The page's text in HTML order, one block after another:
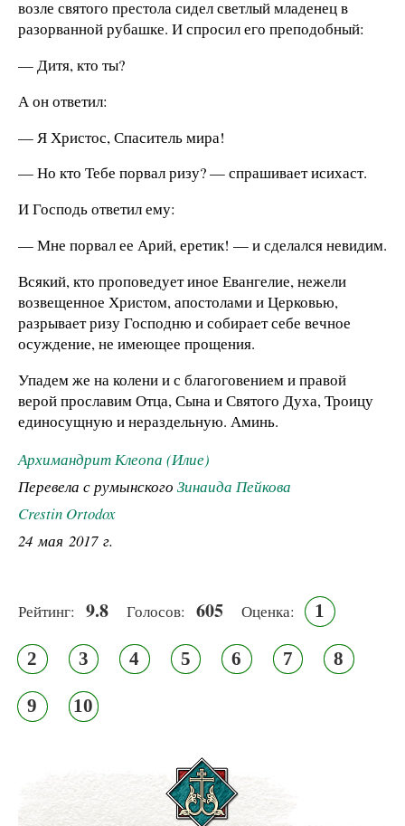
возле святого престола сидел светлый младенец в
разорванной рубашке. И спросил его преподобный:
— Дитя, кто ты?
А он ответил:
— Я Христос, Спаситель мира!
— Но кто Тебе порвал ризу? — спрашивает исихаст.
И Господь ответил ему:
— Мне порвал ее Арий, еретик! — и сделался невидим.
Всякий, кто проповедует иное Евангелие, нежели
возвещенное Христом, апостолами и Церковью,
разрывает ризу Господню и собирает себе вечное
осуждение, не имеющее прощения.
Упадем же на колени и с благоговением и правой
верой прославим Отца, Сына и Святого Духа, Троицу
единосущную и нераздельную. Аминь.
Архимандрит Клеопа (Илие)
Перевела с румынского Зинаида Пейкова
Crestin Ortodox
24 мая 2017 г.
Рейтинг: 9.8 Голосов: 605 Оценка: 1
2 3 4 5 6 7 8
9 10